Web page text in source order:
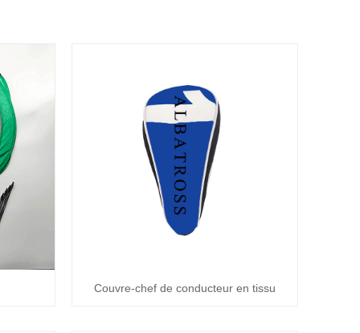
Couvre-chef de conducteur en tissu